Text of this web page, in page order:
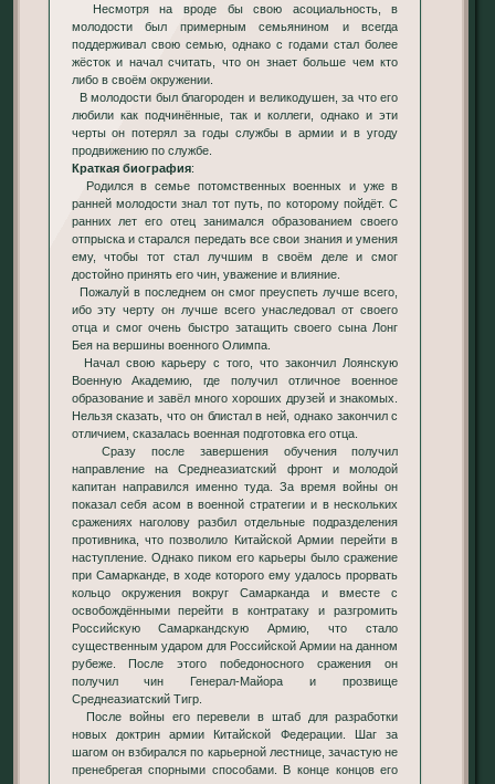
Несмотря на вроде бы свою асоциальность, в
молодости был примерным семьянином и всегда
поддерживал свою семью, однако с годами стал более
жёсток и начал считать, что он знает больше чем кто
либо в своём окружении.
В молодости был благороден и великодушен, за что его
любили как подчинённые, так и коллеги, однако и эти
черты он потерял за годы службы в армии и в угоду
продвижению по службе.
Краткая биография:
Родился в семье потомственных военных и уже в
ранней молодости знал тот путь, по которому пойдёт. С
ранних лет его отец занимался образованием своего
отпрыска и старался передать все свои знания и умения
ему, чтобы тот стал лучшим в своём деле и смог
достойно принять его чин, уважение и влияние.
Пожалуй в последнем он смог преуспеть лучше всего,
ибо эту черту он лучше всего унаследовал от своего
отца и смог очень быстро затащить своего сына Лонг
Бея на вершины военного Олимпа.
Начал свою карьеру с того, что закончил Лоянскую
Военную Академию, где получил отличное военное
образование и завёл много хороших друзей и знакомых.
Нельзя сказать, что он блистал в ней, однако закончил с
отличием, сказалась военная подготовка его отца.
Сразу после завершения обучения получил
направление на Среднеазиатский фронт и молодой
капитан направился именно туда. За время войны он
показал себя асом в военной стратегии и в нескольких
сражениях наголову разбил отдельные подразделения
противника, что позволило Китайской Армии перейти в
наступление. Однако пиком его карьеры было сражение
при Самарканде, в ходе которого ему удалось прорвать
кольцо окружения вокруг Самарканда и вместе с
освобождёнными перейти в контратаку и разгромить
Российскую Самаркандскую Армию, что стало
существенным ударом для Российской Армии на данном
рубеже. После этого победоносного сражения он
получил чин Генерал-Майора и прозвище
Среднеазиатский Тигр.
После войны его перевели в штаб для разработки
новых доктрин армии Китайской Федерации. Шаг за
шагом он взбирался по карьерной лестнице, зачастую не
пренебрегая спорными способами. В конце концов его